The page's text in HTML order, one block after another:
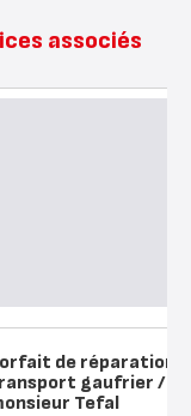
associés
de réparation
gaufrier /
Tefal